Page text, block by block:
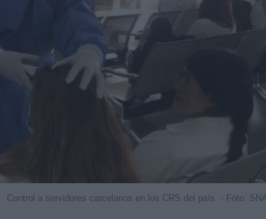
Control a servidores carcelarios en los CRS del país. - Foto: